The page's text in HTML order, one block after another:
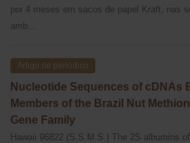
por 4 meses em sacos de papel Kraft, nas
amb...
Artigo de periódico
Nucleotide Sequences of cDNAs
Members of the Brazil Nut
Gene Family
Hawaii 96822 (S.S.M.S.) The 2S albumins